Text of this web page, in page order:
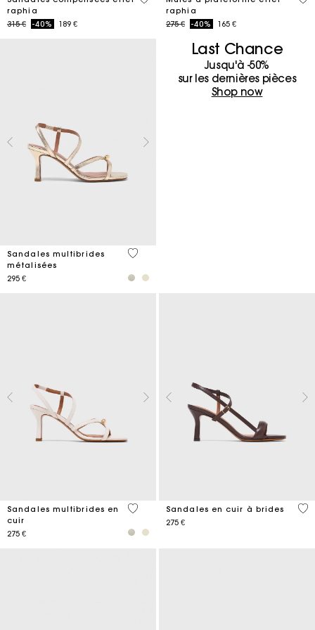
raphia
Price reduced from
315 €to-40% 189 €
raphia
Price reduced from
275 €to-40% 165 €
Sandales multibrides
métalisées
295 €
4,6 out of 5 Customer Rating
Last Chance
Jusqu'à -50%
sur les dernières pièces
Shop now
Sandales multibrides en
cuir
275 €
5 out of 5 Customer Rating
Sandales en cuir à brides
275 €
3,9